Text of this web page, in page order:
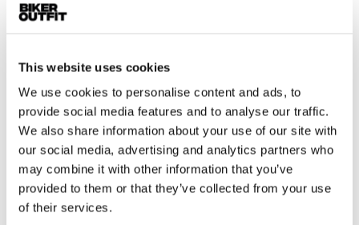
This website uses cookies
We use cookies to personalise content and ads, to
provide social media features and to analyse our traffic.
We also share information about your use of our site with
our social media, advertising and analytics partners who
may combine it with other information that you’ve
provided to them or that they’ve collected from your use
of their services.
Heren
Motorjas heren
Motorbroek heren
Motorpak heren
Motorjeans heren
Motorhoodie heren
Motorhelm heren